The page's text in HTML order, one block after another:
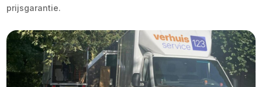
prijsgarantie.